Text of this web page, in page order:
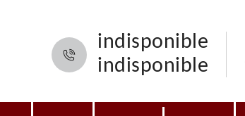
indisponible
indisponible